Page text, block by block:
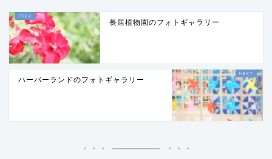
長居植物園のフォトギャラリー
ハーバーランドのフォトギャラリー